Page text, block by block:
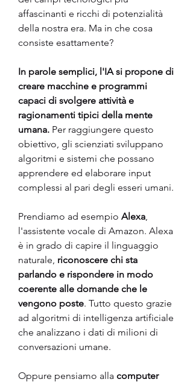
affascinanti e ricchi di potenzialità
della nostra era. Ma in che cosa
consiste esattamente?
In parole semplici, l'IA si propone di
creare macchine e programmi
capaci di svolgere attività e
ragionamenti tipici della mente
umana. Per raggiungere questo
obiettivo, gli scienziati sviluppano
algoritmi e sistemi che possano
apprendere ed elaborare input
complessi al pari degli esseri umani.
Prendiamo ad esempio Alexa
l'assistente vocale di Amazon. Alexa
è in grado di capire il linguaggio
naturale, riconoscere chi sta
parlando e rispondere in modo
coerente alle domande che le
vengono poste. Tutto questo grazie
ad algoritmi di intelligenza artificiale
che analizzano i dati di milioni di
conversazioni umane.
Oppure pensiamo alla computer